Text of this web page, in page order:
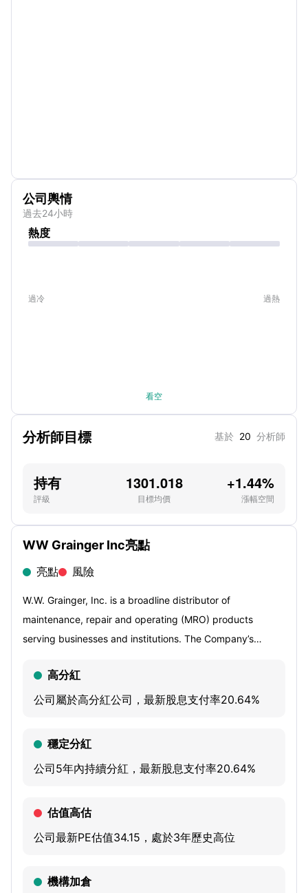
公司輿情
過去24小時
熱度
過冷 過熱
看空
WW Grainger Inc亮點
亮點 風險
W.W. Grainger, Inc. is a broadline distributor of
maintenance, repair and operating (MRO) products
serving businesses and institutions. The Company’s
(High-Touch Solutions N.A.) and Endless Assortment. The
Company's High-Touch Solutions N.A. segment provides
includes the Grainger-branded businesses in the United
Endless Assortment segment provides an online platform
Assortment segment includes the Company’s Zoro Tools,
Inc. (Zoro) and MonotaRO Co., Ltd. (MonotaRO) online
grouped under several broad categories, including safety
高分紅
公司屬於高分紅公司，最新股息支付率20.64%
穩定分紅
公司5年內持續分紅，最新股息支付率20.64%
估值高估
公司最新PE估值34.15，處於3年歷史高位
機構加倉
分析師目標 基於 20 分析師
持有
評級
1301.018
目標均價
+1.44%
漲幅空間